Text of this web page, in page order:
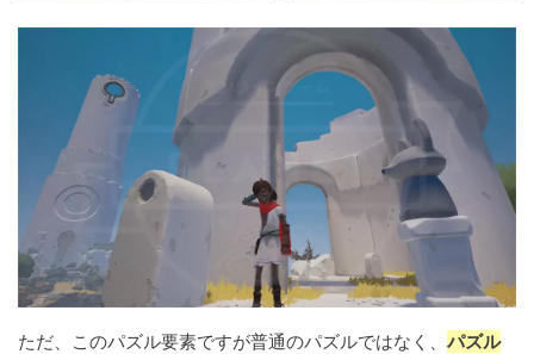
ただ、このパズル要素ですが普通のパズルではなく、 パズル